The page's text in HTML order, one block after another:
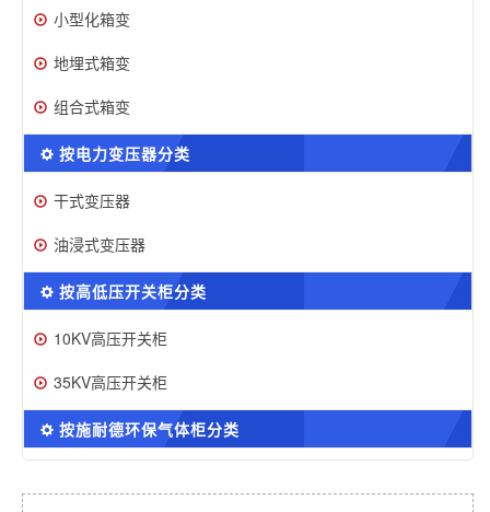
小型化箱变
地埋式箱变
组合式箱变
按电力变压器分类
干式变压器
油浸式变压器
按高低压开关柜分类
10KV高压开关柜
35KV高压开关柜
按施耐德环保气体柜分类